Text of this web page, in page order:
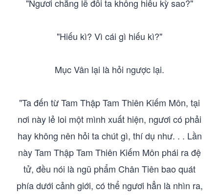
"Ngươi chẳng lẽ đối ta không hiếu kỳ sao?"
"Hiếu kì? Vì cái gì hiếu kì?"
Mục Vân lại là hỏi ngược lại.
"Ta đến từ Tam Thập Tam Thiên Kiếm Môn, tại
nơi này lẻ loi một mình xuất hiện, ngươi có phải
hay không nên hỏi ta chút gì, thí dụ như. . . Lần
này Tam Thập Tam Thiên Kiếm Môn phái ra đệ
tử, đều nói là ngũ phẩm Chân Tiên bao quát
phía dưới cảnh giới, có thể ngươi hẳn là nhìn ra,